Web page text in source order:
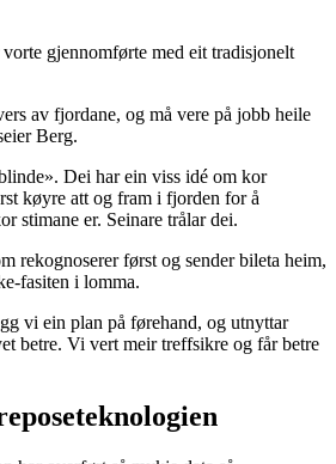
gjennomførte med eit tradisjonelt
av fjordane, og må vere på jobb heile
Berg.
Dei har ein viss idé om kor
køyre att og fram i fjorden for å
stimane er. Seinare trålar dei.
rekognoserer først og sender bileta heim,
fasiten i lomma.
vi ein plan på førehand, og utnyttar
betre. Vi vert meir treffsikre og får betre